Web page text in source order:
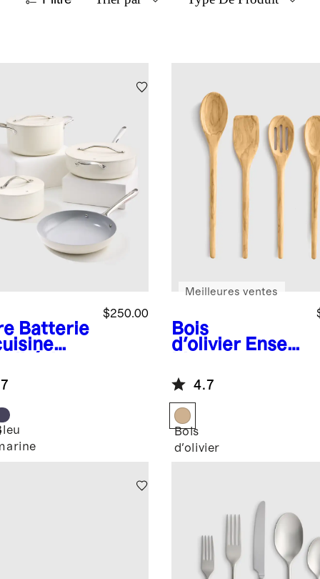
Batterie
pièces
$250.00
Bois
d'olivier Ensem
d'ustensiles en
bois d'olivier
italien
Meilleures ventes
4.7
Bois
d'olivier